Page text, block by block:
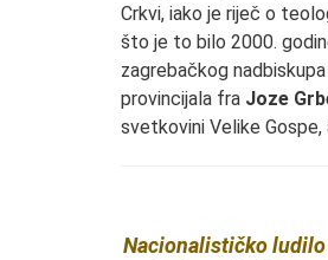
Crkvi, iako je riječ o
što je to bilo 2000.
zagrebačkog nadbiskupa
provincijala fra Joze
svetkovini Velike Gospe,
Nacionalističko ludilo